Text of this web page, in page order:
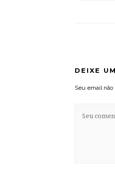
DEIXE
Seu email não